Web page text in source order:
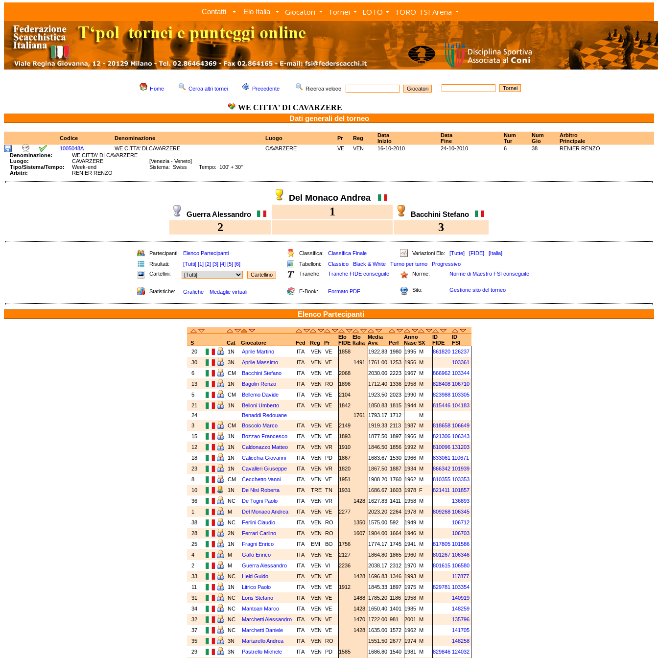
Contatti Elo Italia Giocatori Tornei LOTO TORO FSI Arena
Home Cerca altri tornei Precedente Ricerca veloce
WE CITTA' DI CAVARZERE
Dati generali del torneo
Codice Denominazione Luogo Pr Reg
Data
Inizio
Data
Fine
Num
Tur
Num
Gio
Arbitro
Principale
1005048A
WE CITTA' DI CAVARZERE CAVARZERE VE VEN 16-10-2010 24-10-2010 6 38
RENIER RENZO
Denominazione:
WE CITTA' DI CAVARZERE
Luogo:
CAVARZERE
[Venezia - Veneto]
Tipo/Sistema/Tempo:
Week-end
Sistema: Swiss Tempo: 100' + 30"
Arbitri:
RENIER RENZO
Del Monaco Andrea
Guerra Alessandro 1 Bacchini Stefano
2 3
Partecipanti: Elenco Partecipanti Classifica: Classifica Finale Variazioni Elo: [Tutte] [FIDE]
[Italia]
Risultati:
[Tutti] [1] [2] [3] [4] [5] [6] Tabelloni: Classico Black & White Turno per turno
Progressivo
Cartellini:
Tranche: Tranche FIDE conseguite Norme: Norme di Maestro FSI conseguite
Statistiche: Grafiche Medaglie virtuali E-Book: Formato PDF Sito: Gestione sito del torneo
Elenco Partecipanti
Elo Elo Media Anno ID
ID
S
Cat Giocatore Fed Reg Pr FIDE Italia Avv. Perf Nasc SX FIDE
FSI
20
1N Aprile Martino ITA VEN VE 1858 1922.83 1980 1995 M 861820 126237
30
3N Aprile Massimo ITA VEN VE 1491 1761.00 1253 1956 M
103361
6
CM Bacchini Stefano ITA VEN VE 2068 2030.00 2223 1967 M 866962 103344
13
1N Bagolin Renzo ITA VEN RO 1896 1712.40 1336 1958 M 828408 106710
5
CM Bellemo Davide ITA VEN VE 2104 1923.50 2023 1990 M 823988 103305
21
1N Belloni Umberto ITA VEN VE 1842 1850.83 1815 1944 M 815446 104183
24
Benaddi Redouane 1761 1793.17 1712
M
3
CM Boscolo Marco ITA VEN VE 2149 1919.33 2113 1987 M 818658 106649
15
1N Bozzao Francesco ITA VEN VE 1893 1877.50 1897 1966 M 821306 106343
12
1N Caldonazzo Matteo ITA VEN VR 1910 1846.50 1856 1992 M 810096 131203
18
1N Calicchia Giovanni ITA VEN PD 1867 1683.67 1530 1966 M 833061 110671
23
1N Cavalleri Giuseppe ITA VEN VR 1820 1867.50 1887 1934 M 866342 101939
8
CM Cecchetto Vanni ITA VEN VE 1951 1908.20 1760 1962 M 810355 103353
10
1N De Nisi Roberta ITA TRE TN 1931 1686.67 1603 1978 F 821411 101857
36
NC De Togni Paolo ITA VEN VR 1428 1627.83 1411 1958 M
136893
1
M Del Monaco Andrea ITA VEN VE 2277 2023.20 2264 1978 M 809268 106345
38
NC Ferlini Claudio ITA VEN RO 1350 1575.00 592 1949 M
106712
28
2N Ferrari Carlino ITA VEN RO 1607 1904.00 1664 1946 M
106703
25
1N Fragni Enrico ITA EMI BO 1756 1774.17 1745 1941 M 817805 101586
4
M Gallo Enrico ITA VEN VE 2127 1864.80 1865 1960 M 801267 106346
2
M Guerra Alessandro ITA VEN VI 2236 2038.17 2312 1970 M 801615 106580
33
NC Held Guido ITA VEN VE 1428 1696.83 1346 1993 M
117877
11
1N Litrico Paolo ITA VEN VE 1912 1845.33 1897 1975 M 829781 103354
31
NC Loris Stefano ITA VEN VE 1488 1785.20 1186 1958 M
140919
34
NC Mantoan Marco ITA VEN VE 1428 1650.40 1401 1985 M
148259
32
NC Marchetti Alessandro ITA VEN VE 1470 1722.00 981 2001 M
135796
37
NC Marchetti Daniele ITA VEN VE 1428 1635.00 1572 1962 M
141705
35
3N Martarello Andrea ITA VEN RO 1551.50 2677 1974 M
148258
29
3N Pastrello Michele ITA VEN PD 1585 1686.80 1540 1981 M 829846 124032